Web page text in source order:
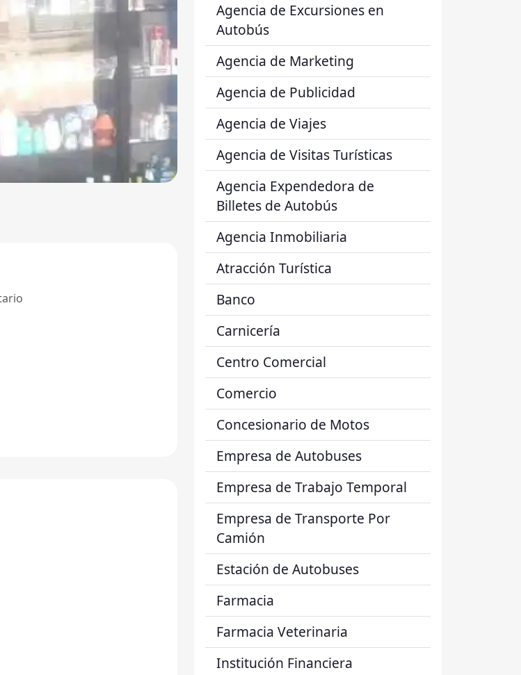
Agencia de Excursiones en
Autobús
Agencia de Marketing
Agencia de Publicidad
Agencia de Viajes
Agencia de Visitas Turísticas
Agencia Expendedora de
Billetes de Autobús
Agencia Inmobiliaria
Atracción Turística
Banco
Carnicería
Centro Comercial
Comercio
Concesionario de Motos
Empresa de Autobuses
Empresa de Trabajo Temporal
Empresa de Transporte Por
Camión
Estación de Autobuses
Farmacia
Farmacia Veterinaria
Institución Financiera